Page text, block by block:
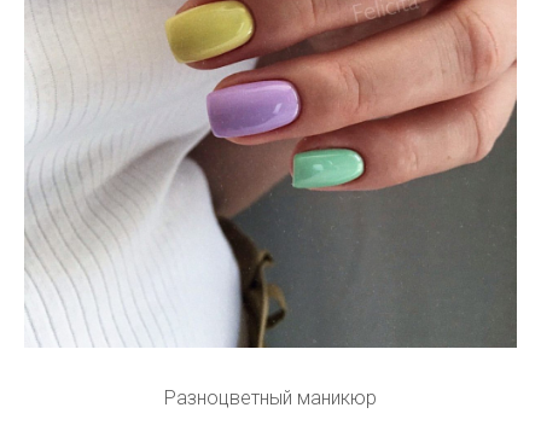
Разноцветный маникюр